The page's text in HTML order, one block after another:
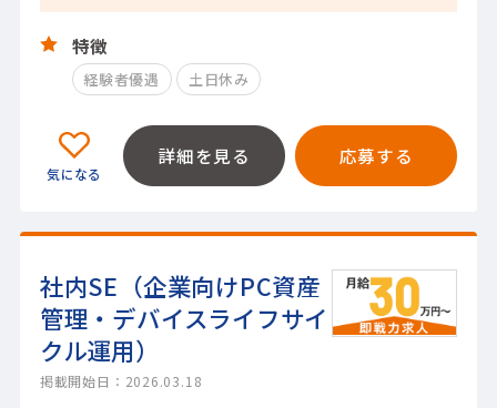
特徴
経験者優遇 土日休み
詳細を見る 応募する
社内SE（企業向けPC資産
管理・デバイスライフサイ
クル運用）
掲載開始日：2026.03.18